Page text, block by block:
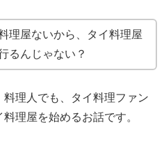
理屋ないから、タイ料理屋
るんじゃない？
理人でも、タイ料理ファン
理屋を始めるお話です。